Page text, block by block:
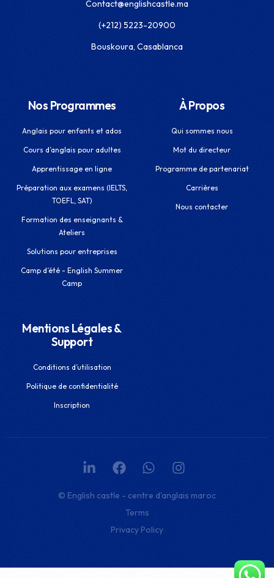
Contact@englishcastle.ma
(+212) 5223-20900
Bouskoura, Casablanca
Nos Programmes
Anglais pour enfants et ados
Cours d’anglais pour adultes
Apprentissage en ligne
Préparation aux examens (IELTS,
TOEFL, SAT)
Formation des enseignants &
Ateliers
Solutions pour entreprises
Camp d’été - English Summer
Camp
À Propos
Qui sommes nous
Mot du directeur
Programme de partenariat
Carrières
Nous contacter
Mentions Légales &
Support
Conditions d’utilisation
Politique de confidentialité
Inscription
© English castle - centre d'anglais maroc
Terms
Privacy Policy
Inscrivez-vous